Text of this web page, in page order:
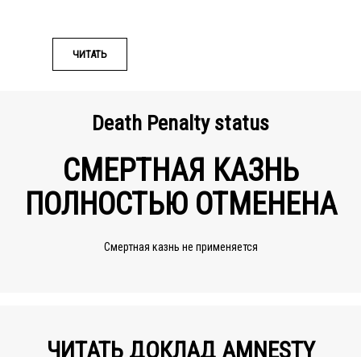
ЧИТАТЬ
Death Penalty status
СМЕРТНАЯ КАЗНЬ
ПОЛНОСТЬЮ ОТМЕНЕНА
Смертная казнь не применяется
ЧИТАТЬ ДОКЛАД AMNESTY